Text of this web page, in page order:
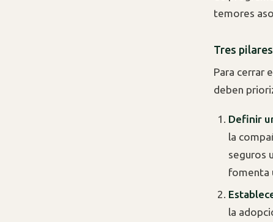
temores
Tres
Para cerrar
deben
Definir
la
seguros
fomenta
la